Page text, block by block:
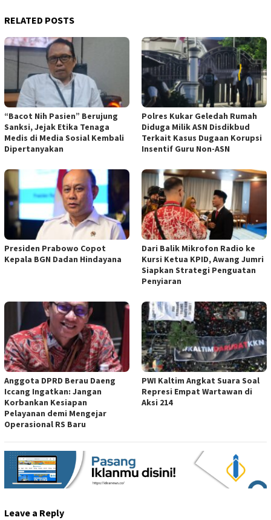
RELATED POSTS
“Bacot Nih Pasien” Berujung
Sanksi, Jejak Etika Tenaga
Medis di Media Sosial Kembali
Dipertanyakan
Polres Kukar Geledah Rumah
Diduga Milik ASN Disdikbud
Terkait Kasus Dugaan Korupsi
Insentif Guru Non-ASN
Presiden Prabowo Copot
Kepala BGN Dadan Hindayana
Dari Balik Mikrofon Radio ke
Kursi Ketua KPID, Awang Jumri
Siapkan Strategi Penguatan
Penyiaran
Anggota DPRD Berau Daeng
Iccang Ingatkan: Jangan
Korbankan Kesiapan
Pelayanan demi Mengejar
Operasional RS Baru
PWI Kaltim Angkat Suara Soal
Represi Empat Wartawan di
Aksi 214
Leave a Reply